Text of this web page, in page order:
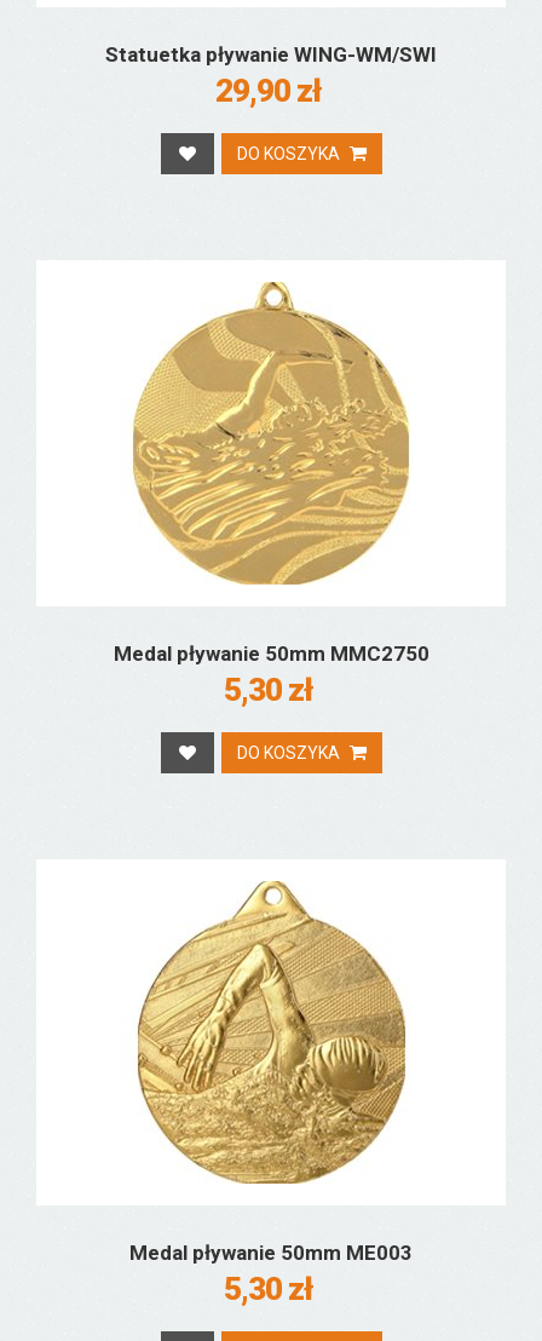
Statuetka pływanie WING-WM/SWI
29,90 zł
DO KOSZYKA
Medal pływanie 50mm MMC2750
5,30 zł
DO KOSZYKA
Medal pływanie 50mm ME003
5,30 zł